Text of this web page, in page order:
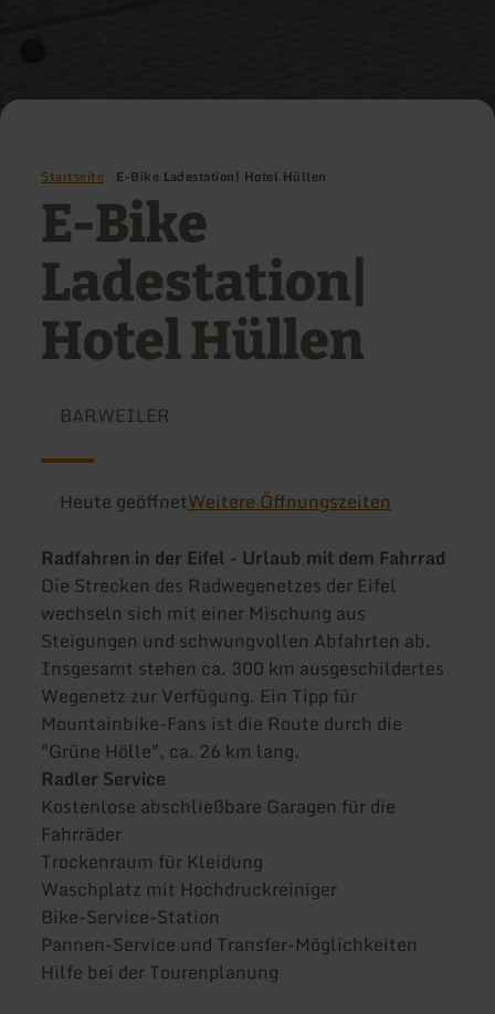
Startseite E-Bike Ladestation| Hotel Hüllen
E-Bike
Ladestation|
Hotel Hüllen
BARWEILER
Heute geöffnetWeitere Öffnungszeiten
Radfahren in der Eifel - Urlaub mit dem Fahrrad
Die Strecken des Radwegenetzes der Eifel
wechseln sich mit einer Mischung aus
Steigungen und schwungvollen Abfahrten ab.
Insgesamt stehen ca. 300 km ausgeschildertes
Wegenetz zur Verfügung. Ein Tipp für
Mountainbike-Fans ist die Route durch die
"Grüne Hölle", ca. 26 km lang.
Radler Service
Kostenlose abschließbare Garagen für die
Fahrräder
Trockenraum für Kleidung
Waschplatz mit Hochdruckreiniger
Bike-Service-Station
Pannen-Service und Transfer-Möglichkeiten
Hilfe bei der Tourenplanung